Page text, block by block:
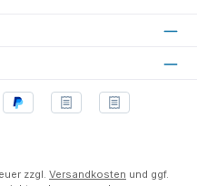
zzgl. Versandkosten und ggf.